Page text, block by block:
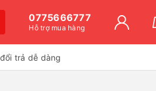
0775666777
Hỗ trợ mua hàng
trả dễ dàng